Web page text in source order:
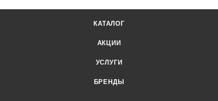
КАТАЛОГ
АКЦИИ
УСЛУГИ
БРЕНДЫ